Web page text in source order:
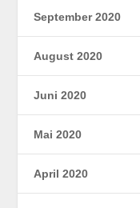
September 2020
August 2020
Juni 2020
Mai 2020
April 2020